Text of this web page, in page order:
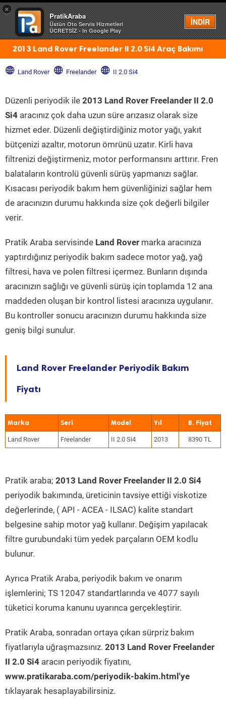
×
PratikAraba
Üstün Oto Servis Hizmetleri
ÜCRETSİZ - In Google Play
İNDİR
Menü
2013 Land Rover Freelander II 2.0 Si4 Araç Bakımı
Land Rover Freelander II 2.0 Si4
Düzenli periyodik ile 2013 Land Rover Freelander II 2.0
Si4 aracınız çok daha uzun süre arızasız olarak size
hizmet eder. Düzenli değiştirdiğiniz motor yağı, yakıt
bütçenizi azaltır, motorun ömrünü uzatır. Kirli hava
filtrenizi değiştirmeniz, motor performansını arttırır. Fren
balataların kontrolü güvenli sürüş yapmanızı sağlar.
Kısacası periyodik bakım hem güvenliğinizi sağlar hem
de aracınızın durumu hakkında size çok değerli bilgiler
verir.
Pratik Araba servisinde Land Rover marka aracınıza
yaptırdığınız periyodik bakım sadece motor yağ, yağ
filtresi, hava ve polen filtresi içermez. Bunların dışında
aracınızın sağlığı ve güvenli sürüş için toplamda 12 ana
maddeden oluşan bir kontrol listesi aracınıza uygulanır.
Bu kontroller sonucu aracınızın durumu hakkında size
geniş bilgi sunulur.
Land Rover Freelander Periyodik Bakım
Fiyatı
Marka Seri Model Yıl
Land Rover Freelander II 2.0 Si4 2013 8390 TL
Pratik araba; 2013 Land Rover Freelander II 2.0 Si4
periyodik bakımında, üreticinin tavsiye ettiği viskotize
değerlerinde, ( API - ACEA - ILSAC) kalite standart
belgesine sahip motor yağ kullanır. Değişim yapılacak
filtre gurubundaki tüm yedek parçaların OEM kodlu
bulunur.
Ayrıca Pratik Araba, periyodik bakım ve onarım
işlemlerini; TS 12047 standartlarında ve 4077 sayılı
tüketici koruma kanunu uyarınca gerçekleştirir.
Pratik Araba, sonradan ortaya çıkan sürpriz bakım
fiyatlarıyla uğraşmazsınız. 2013 Land Rover Freelander
II 2.0 Si4 aracın periyodik fiyatını,
www.pratikaraba.com/periyodik-bakim.html'ye
tıklayarak hesaplayabilirsiniz.